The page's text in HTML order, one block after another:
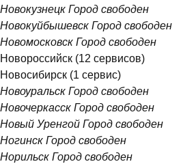
Новокузнецк Город свободен
Новокуйбышевск Город свободен
Новомосковск Город свободен
Новороссийск (12 сервисов)
Новосибирск (1 сервис)
Новоуральск Город свободен
Новочеркасск Город свободен
Новый Уренгой Город свободен
Ногинск Город свободен
Норильск Город свободен